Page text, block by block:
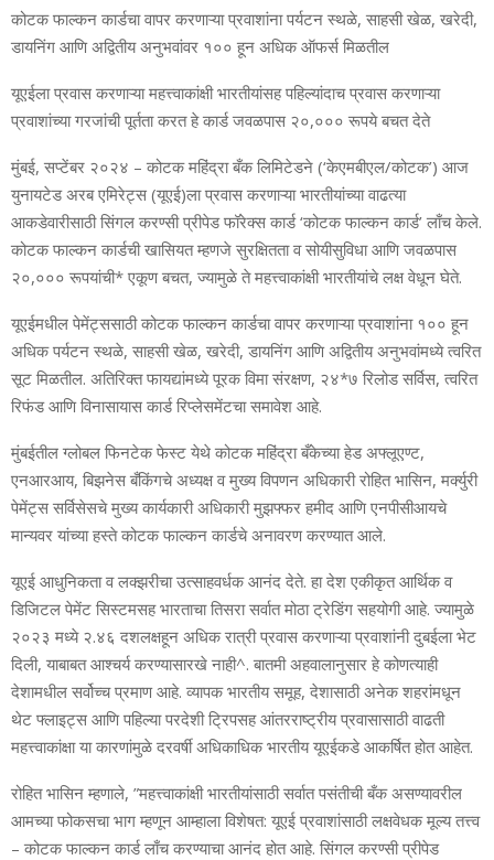
कोटक फाल्‍कन कार्डचा वापर करणाऱ्या प्रवाशांना पर्यटन स्‍थळे, साहसी खेळ, खरेदी,
डायनिंग आणि अद्वितीय अनुभवांवर १०० हून अधिक ऑफर्स मिळतील
यूएईला प्रवास करणाऱ्या महत्त्वाकांक्षी भारतीयांसह पहिल्‍यांदाच प्रवास करणाऱ्या
प्रवाशांच्‍या गरजांची पूर्तता करत हे कार्ड जवळपास २०,००० रूपये बचत देते
मुंबई, सप्टेंबर २०२४ – कोटक महिंद्रा बँक लिमिटेडने (‘केएमबीएल/कोटक’) आज
युनायटेड अरब एमिरेट्स (यूएई)ला प्रवास करणाऱ्या भारतीयांच्‍या वाढत्‍या
आकडेवारीसाठी सिंगल करण्‍सी प्रीपेड फॉरेक्‍स कार्ड ‘कोटक फाल्‍कन कार्ड’ लाँच केले.
कोटक फाल्‍कन कार्डची खासियत म्‍हणजे सुरक्षितता व सोयीसुविधा आणि जवळपास
२०,००० रूपयांची* एकूण बचत, ज्‍यामुळे ते महत्त्वाकांक्षी भारतीयांचे लक्ष वेधून घेते.
यूएईमधील पेमेंट्ससाठी कोटक फाल्‍कन कार्डचा वापर करणाऱ्या प्रवाशांना १०० हून
अधिक पर्यटन स्‍थळे, साहसी खेळ, खरेदी, डायनिंग आणि अद्वितीय अनुभवांमध्‍ये त्‍वरित
सूट मिळतील. अतिरिक्‍त फायद्यांमध्‍ये पूरक विमा संरक्षण, २४*७ रिलोड सर्विस, त्‍वरित
रिफंड आणि विनासायास कार्ड रिप्‍लेसमेंटचा समावेश आहे.
मुंबईतील ग्‍लोबल फिनटेक फेस्‍ट येथे कोटक महिंद्रा बँकेच्‍या हेड अफ्लूएण्‍ट,
एनआरआय, बिझनेस बँकिंगचे अध्‍यक्ष व मुख्‍य विपणन अधिकारी रोहित भासिन, मर्क्‍युरी
पेमेंट्स सर्विसेसचे मुख्‍य कार्यकारी अधिकारी मुझफ्फर हमीद आणि एनपीसीआयचे
मान्‍यवर यांच्‍या हस्‍ते कोटक फाल्‍कन कार्डचे अनावरण करण्‍यात आले.
यूएई आधुनिकता व लक्‍झरीचा उत्‍साहवर्धक आनंद देते. हा देश एकीकृत आर्थिक व
डिजिटल पेमेंट सिस्‍टमसह भारताचा तिसरा सर्वात मोठा ट्रेडिंग सहयोगी आहे. ज्‍यामुळे
२०२३ मध्‍ये २.४६ दशलक्षहून अधिक रात्री प्रवास करणाऱ्या प्रवाशांनी दुबईला भेट
दिली, याबाबत आश्‍चर्य करण्‍यासारखे नाही^. बातमी अहवालानुसार हे कोणत्‍याही
देशामधील सर्वोच्‍च प्रमाण आहे. व्‍यापक भारतीय समूह, देशासाठी अनेक शहरांमधून
थेट फ्लाइट्स आणि पहिल्‍या परदेशी ट्रिपसह आंतरराष्‍ट्रीय प्रवासासाठी वाढती
महत्त्‍वाकांक्षा या कारणांमुळे दरवर्षी अधिकाधिक भारतीय यूएईकडे आकर्षित होत आहेत.
रोहित भासिन म्‍हणाले, ”महत्त्वाकांक्षी भारतीयांसाठी सर्वात पसंतीची बँक असण्‍यावरील
आमच्‍या फोकसचा भाग म्‍हणून आम्‍हाला विशेषत: यूएई प्रवाशांसाठी लक्षवेधक मूल्‍य तत्त्‍व
– कोटक फाल्‍कन कार्ड लाँच करण्‍याचा आनंद होत आहे. सिंगल करण्‍सी प्रीपेड